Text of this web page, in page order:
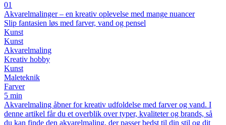
01
Akvarelmalinger – en kreativ oplevelse med mange nuancer
Slip fantasien løs med farver, vand og pensel
Kunst
Kunst
Akvarelmaling
Kreativ hobby
Kunst
Maleteknik
Farver
5 min
Akvarelmaling åbner for kreativ udfoldelse med farver og vand. I
denne artikel får du et overblik over typer, kvaliteter og brands, så
du kan finde den akvarelmaling, der passer bedst til din stil og dit